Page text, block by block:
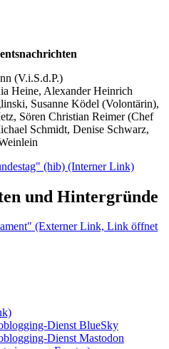
(V.i.S.d.P.)
Heine, Alexander Heinrich
Susanne Ködel (Volontärin),
Sören Christian Reimer (Chef
Schmidt, Denise Schwarz,
(hib) (Interner Link)
und Hintergründe
(Externer Link, Link öffnet
Dienst BlueSky
Dienst Mastodon